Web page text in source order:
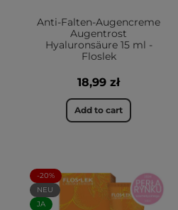
Anti-Falten-Augencreme
Augentrost
Hyaluronsäure 15 ml -
Floslek
18,99 zł
Add to cart
-20%
NEU
JA